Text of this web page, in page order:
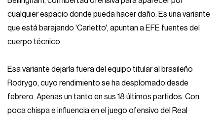
cualquier espacio donde pueda hacer daño. Es una variante
que está barajando 'Carletto', apuntan a EFE fuentes del
cuerpo técnico.
Esa variante dejaría fuera del equipo titular al brasileño
Rodrygo, cuyo rendimiento se ha desplomado desde
febrero. Apenas un tanto en sus 18 últimos partidos. Con
poca chispa e influencia en el juego ofensivo del Real